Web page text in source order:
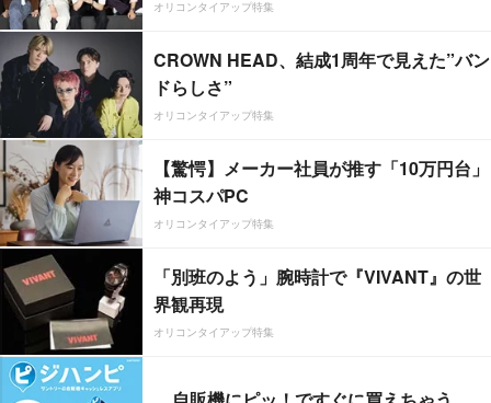
オリコンタイアップ特集
CROWN HEAD、結成1周年で見えた”バン
ドらしさ”
オリコンタイアップ特集
【驚愕】メーカー社員が推す「10万円台」
神コスパPC
オリコンタイアップ特集
「別班のよう」腕時計で『VIVANT』の世
界観再現
オリコンタイアップ特集